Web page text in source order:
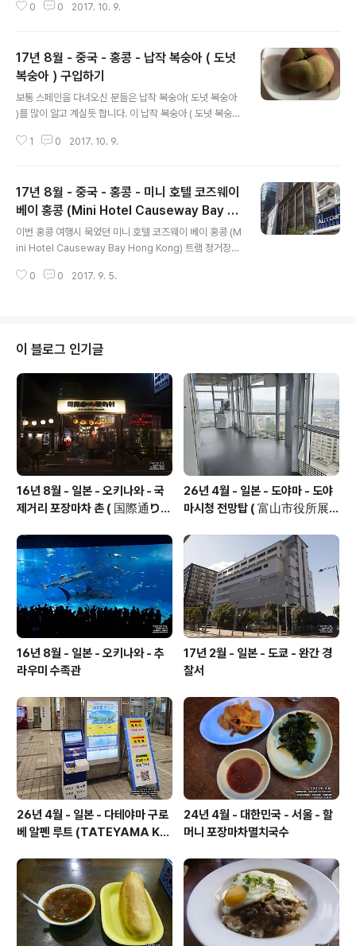
많지 않아 줄을 서지 않고 식사를 할 수 있었습니다. 인기
듯합니다. 합석은 기본!음식을 다 먹은 듯한 분위기면 직원
분들이 바로 치웁니다.직원 분들이 딱히 불친절하다고 느
껴지지는 않습니다.
0 0 2017. 10. 9.
17년 8월 - 중국 - 홍콩 - 납작 복숭아 ( 도넛
복숭아 ) 구입하기
보통 스페인을 다녀오신 분들은 납작 복숭아( 도넛 복숭아
)를 많이 알고 계실듯 합니다. 이 납작 복숭아 ( 도넛 복숭아
보면납작 복숭아 ( 도넛 복숭아)를 파는 곳이 간간이 보입
09 - [아시아/홍콩] - 17년 8월 - 중국 - 홍콩 - 란 퐁 위
엔 ( Lan Fong Yuen , 蘭芳園) 다만 이런 가게 에서 납작
복숭아를 구매 할때중국어를 잘 하지 못한다거나 흥정을
잘 못할 경우바가지를 쓸 가능성이 높습니다!!! ( 4-5 개 가
격으로 하나를 구입할 수 있는 절호의 찬스! ) 그래서 싸고
좋게 구입 할 수 있는..
1 0 2017. 10. 9.
17년 8월 - 중국 - 홍콩 - 미니 호텔 코즈웨이
베이 홍콩 (Mini Hotel Causeway Bay H
ong Kong)
이번 홍콩 여행시 묵었던 미니 호텔 코즈웨이 베이 홍콩 (M
ini Hotel Causeway Bay Hong Kong) 트램 정거장이
, 식당들의 번화가가 있음. 특유의 작은 방. 어메니티는 욕
0 0 2017. 9. 5.
이 블로그 인기글
16년 8월 - 일본 - 오키나와 - 국
제거리 포장마차 촌 ( 国際通り屋
26년 4월 - 일본 - 도야마 - 도야
마시청 전망탑 ( 富山市役所展
16년 8월 - 일본 - 오키나와 - 추
라우미 수족관
17년 2월 - 일본 - 도쿄 - 완간 경
찰서
26년 4월 - 일본 - 다테야마 구로
베 알펜 루트 (TATEYAMA KU
黒部アルペンルート )
24년 4월 - 대한민국 - 서울 - 할
머니 포장마차멸치국수